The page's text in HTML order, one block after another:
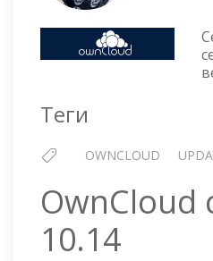
Теги
OWNCLOUD
OwnCloud
10.14